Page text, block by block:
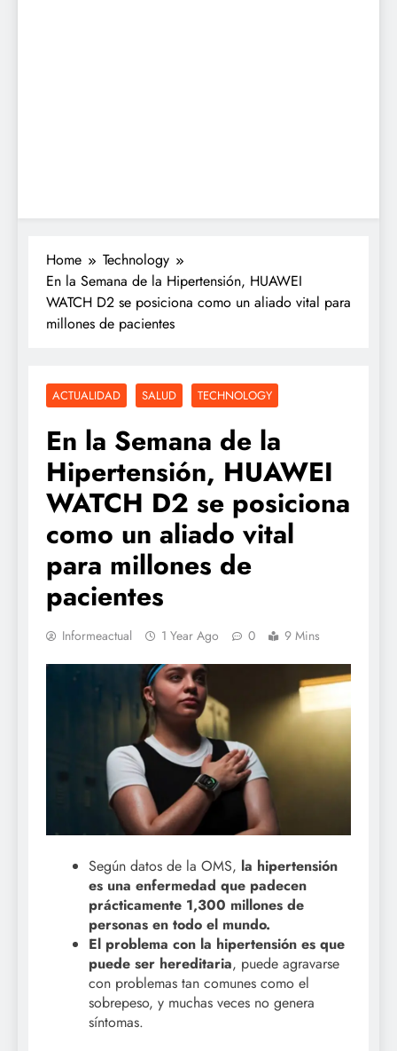
Home
Technology
En la Semana de la Hipertensión, HUAWEI
WATCH D2 se posiciona como un aliado vital para
millones de pacientes
ACTUALIDAD SALUD TECHNOLOGY
En la Semana de la
Hipertensión, HUAWEI
WATCH D2 se posiciona
como un aliado vital
para millones de
pacientes
Informeactual 1 Year Ago 0 9 Mins
Según datos de la OMS, la hipertensión
es una enfermedad que padecen
prácticamente 1,300 millones de
personas en todo el mundo.
El problema con la hipertensión es que
puede ser hereditaria, puede agravarse
con problemas tan comunes como el
sobrepeso, y muchas veces no genera
síntomas.